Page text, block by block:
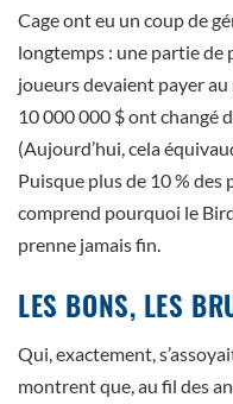
Cage ont eu un coup de
longtemps : une partie de
joueurs devaient payer
10 000 000 $ ont changé
(Aujourd’hui, cela
Puisque plus de 10 %
comprend pourquoi le
prenne jamais fin.
LES BONS, LES
Qui, exactement,
montrent que, au fil des